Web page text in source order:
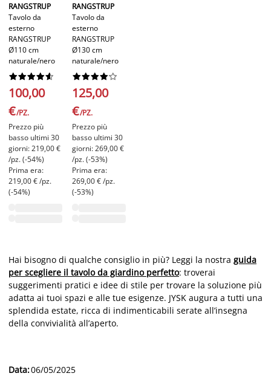
RANGSTRUP
Tavolo da
esterno
RANGSTRUP
Ø110 cm
naturale/nero






100,00
€/PZ.
Prezzo più
basso ultimi 30
giorni: 219,00 €
/pz. (-54%)
Prima era:
219,00 € /pz.
(-54%)
RANGSTRUP
Tavolo da
esterno
RANGSTRUP
Ø130 cm
naturale/nero






125,00
€/PZ.
Prezzo più
basso ultimi 30
giorni: 269,00 €
/pz. (-53%)
Prima era:
269,00 € /pz.
(-53%)
Hai bisogno di qualche consiglio in più? Leggi la nostra guida
per scegliere il tavolo da giardino perfetto: troverai
suggerimenti pratici e idee di stile per trovare la soluzione più
adatta ai tuoi spazi e alle tue esigenze. JYSK augura a tutti una
splendida estate, ricca di indimenticabili serate all’insegna
della convivialità all’aperto.
Data:06/05/2025